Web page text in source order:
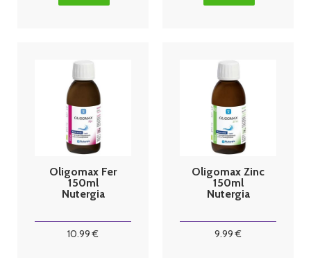
Oligomax Fer
150ml
Nutergia
10.99 €
Oligomax Zinc
150ml
Nutergia
9.99 €